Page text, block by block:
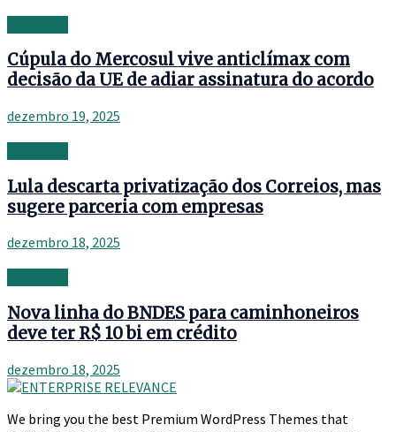
Cúpula do Mercosul vive anticlímax com
decisão da UE de adiar assinatura do acordo
dezembro 19, 2025
Lula descarta privatização dos Correios, mas
sugere parceria com empresas
dezembro 18, 2025
Nova linha do BNDES para caminhoneiros
deve ter R$ 10 bi em crédito
dezembro 18, 2025
We bring you the best Premium WordPress Themes that